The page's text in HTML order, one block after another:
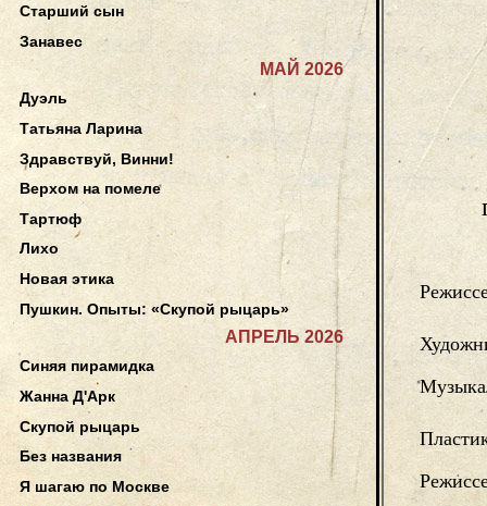
Старший сын
Занавес
МАЙ 2026
Дуэль
Татьяна Ларина
Здравствуй, Винни!
Верхом на помеле
Тартюф
Лихо
Новая этика
Пушкин. Опыты: «Скупой рыцарь»
АПРЕЛЬ 2026
Синяя пирамидка
Жанна Д'Арк
Скупой рыцарь
Без названия
Я шагаю по Москве